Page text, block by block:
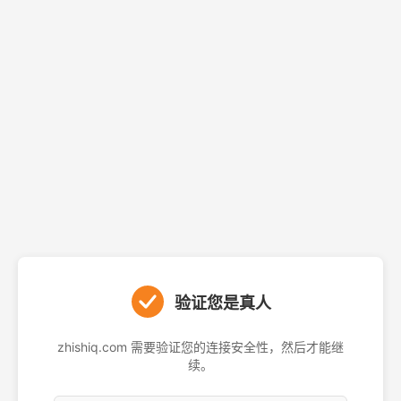
验证您是真人
zhishiq.com 需要验证您的连接安全性，然后才能继
续。